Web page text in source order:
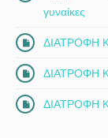
γυναίκες
ΔΙΑΤΡΟΦΗ
ΔΙΑΤΡΟΦΗ
ΔΙΑΤΡΟΦΗ